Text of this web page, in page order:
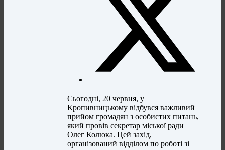
Сьогодні, 20 червня, у
Кропивницькому відбувся важливий
прийом громадян з особистих питань,
який провів секретар міської ради
Олег Колюка. Цей захід,
організований відділом по роботі зі